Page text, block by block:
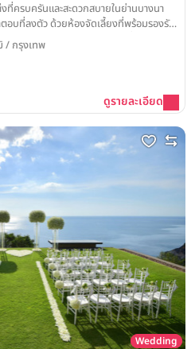
ครบครันและสะดวกสบายในย่านบางนา
บที่ลงตัว ด้วยห้องจัดเลี้ยงที่พร้อมรองรับ
ยดูแลวันสำคัญของคุณให้ราบรื่น
/ กรุงเทพ
ดูรายละเอียด
Wedding